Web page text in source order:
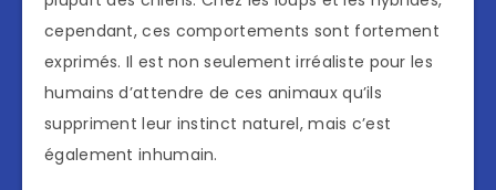
cependant, ces comportements sont fortement
exprimés. Il est non seulement irréaliste pour les
humains d’attendre de ces animaux qu’ils
suppriment leur instinct naturel, mais c’est
également inhumain.